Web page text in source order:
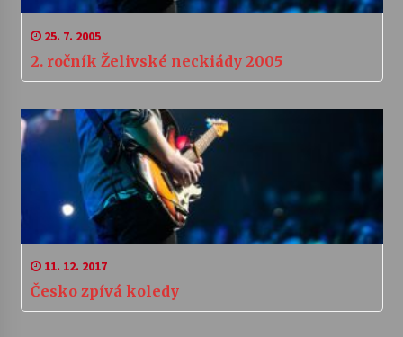
25. 7. 2005
2. ročník Želivské neckiády 2005
11. 12. 2017
Česko zpívá koledy